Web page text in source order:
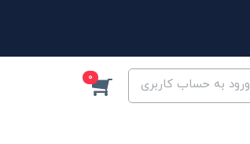
ورود به حساب کاربری 0